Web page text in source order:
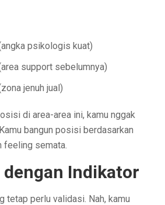
psikologis kuat)
support sebelumnya)
jenuh jual)
di area-area ini, kamu nggak
bangun posisi berdasarkan
feeling semata.
dengan Indikator
tetap perlu validasi. Nah, kamu